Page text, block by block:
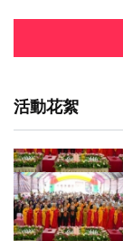
活動花絮